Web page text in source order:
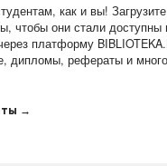
как и вы!
чтобы они стали доступны
платформу
дипломы, рефераты и
→